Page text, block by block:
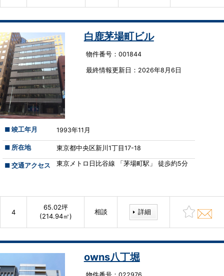
白鹿茅場町ビル
物件番号：001844
最終情報更新⽇：2026年8月6日
■ 竣工年月 1993年11月
■ 所在地 東京都中央区新川1丁目17-18
■ 交通アクセス 東京メトロ日比谷線 「茅場町駅」 徒歩約5分
4
65.02坪
(214.94㎡)
相談 詳細
owns八丁堀